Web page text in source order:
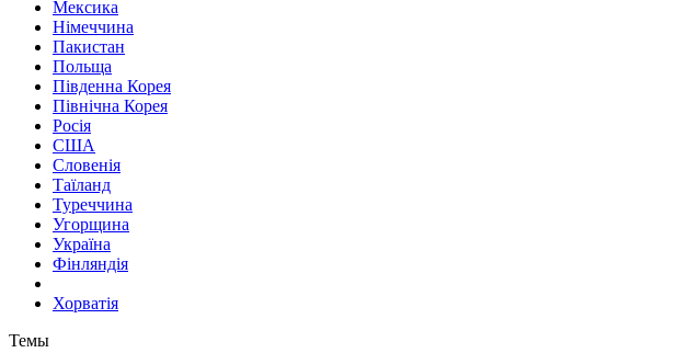
Мексика
Німеччина
Пакистан
Польща
Південна Корея
Північна Корея
Росія
США
Словенія
Таїланд
Туреччина
Угорщина
Україна
Фінляндія
Хорватія
Темы